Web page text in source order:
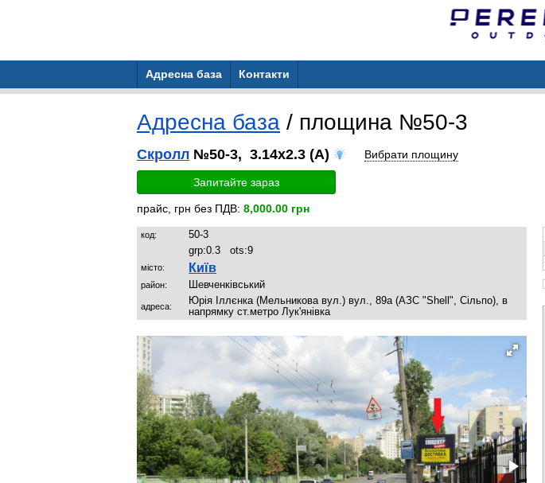
Адресна база Контакти
Адресна база / площина №50-3
Скролл №50-3, 3.14x2.3 (A) Вибрати площину
Запитайте зараз
прайс, грн без ПДВ: 8,000.00 грн
код:
50-3
grp:0.3 ots:9
місто: Київ
район: Шевченківський
адреса:
Юрія Іллєнка (Мельникова вул.) вул., 89а (АЗС "Shell", Сільпо), в
напрямку ст.метро Лук'янівка